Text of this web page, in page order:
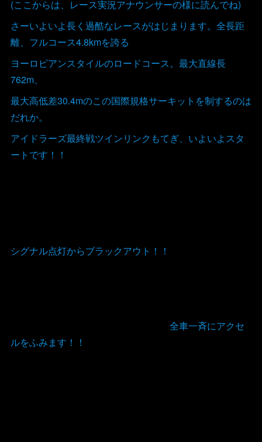
(ここからは、レース実況アナウンサーの様に読んでね)
さーいよいよ長く過酷なレースがはじまります。全長距
離、フルコース4.8kmを誇る
ヨーロピアンスタイルのロードコース。最大直線長
762m、
最大高低差30.4mのこの国際規格サーキットを制するのは
だれか。
アイドラーズ最終戦ツインリンクもてぎ、いよいよスタ
ートです！！
シグナル点灯からブラックアウト！！
全車一斉にアクセ
ルをふみます！！